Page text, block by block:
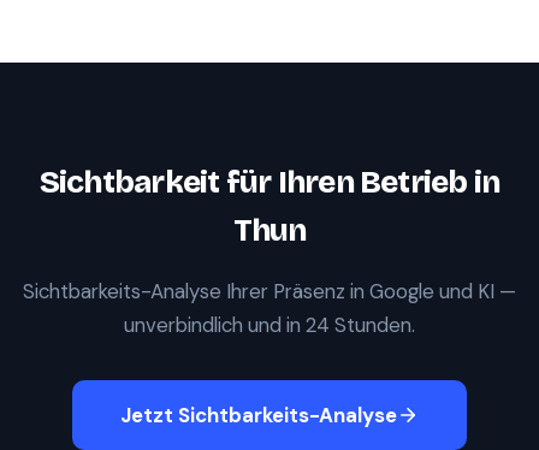
Sichtbarkeit für Ihren Betrieb in
Thun
Sichtbarkeits-Analyse Ihrer Präsenz in Google und KI —
unverbindlich und in 24 Stunden.
Jetzt Sichtbarkeits-Analyse